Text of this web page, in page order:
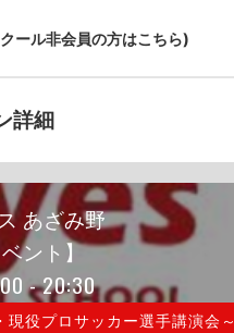
ール非会員の方はこちら)
詳細
あざみ野
ント】
- 20:30
役プロサッカー選手講演会～